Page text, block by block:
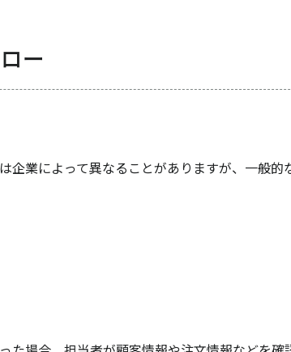
ー
企業によって異なることがありますが、一般的